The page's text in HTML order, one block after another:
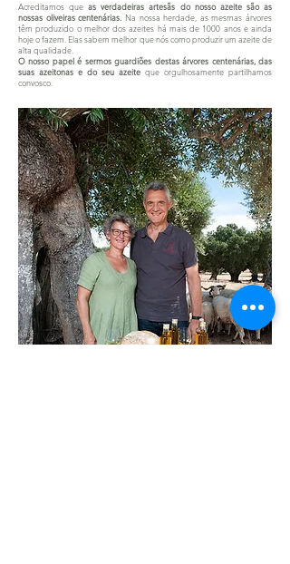
Acreditamos queas verdadeiras artesãs do nosso azeite são as
nossas oliveiras centenárias. Na nossa herdade, as mesmas árvores
têm produzido o melhor dos azeites há mais de 1000 anos e ainda
hoje o fazem. Elas sabem melhor que nós como produzir um azeite de
alta qualidade.
O nosso papel é sermos guardiões destas árvores centenárias, das
suas azeitonas e do seu azeite que orgulhosamente partilhamos
convosco.